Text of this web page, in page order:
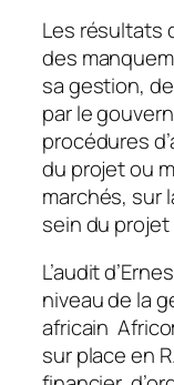
Les résultats
des
sa gestion,
par le
procédures
du projet ou
marchés, sur
sein du
L’audit
niveau de la
africain
sur place en